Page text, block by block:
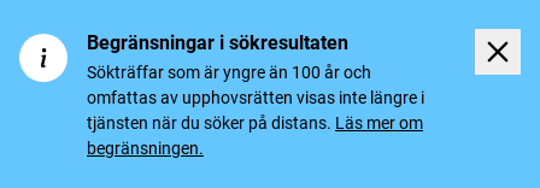
Begränsningar i sökresultaten
Sökträffar som är yngre än 100 år och
omfattas av upphovsrätten visas inte längre i
tjänsten när du söker på distans. Läs mer om
begränsningen.